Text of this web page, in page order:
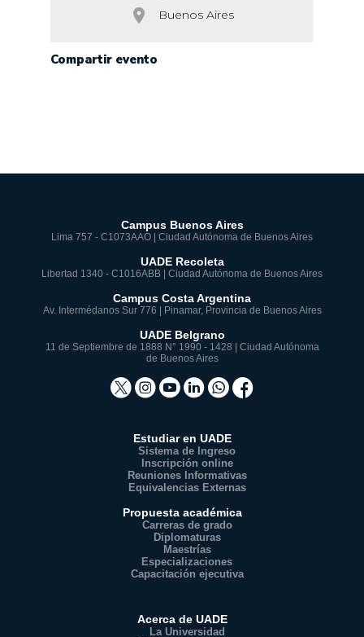
room Buenos Aires
Compartir evento
Campus Buenos Aires
Lima 757 - C1073AAO | Ciudad Autónoma de Buenos Aires
UADE Recoleta
Libertad 1340 - C1016ABB | Ciudad Autónoma de Buenos Aires
Campus Costa Argentina
Av. Intermédanos Sur 776 | Pinamar, Provincia de Buenos Aires
UADE Belgrano
11 de Septiembre de 1888 N° 1990 - 1428 | Ciudad Autónoma
de Buenos Aires
Estudiar en UADE
Sistema de Ingreso
Inscripción online
Reuniones Informativas
Equivalencias Externas
Propuesta académica
Carreras de grado
Diplomaturas
Maestrías
Especializaciones
Capacitación ejecutiva
Acerca de UADE
La Universidad